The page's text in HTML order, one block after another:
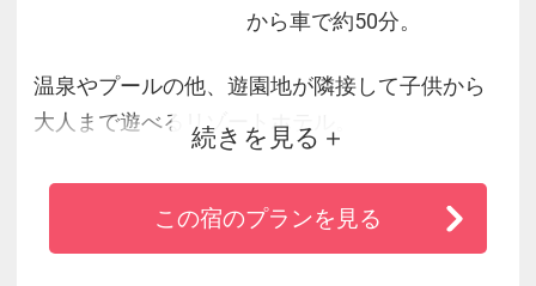
から車で約50分。
温泉やプールの他、遊園地が隣接して子供から
大人まで遊べるリゾートホテル。
旬の食材を使ったバイキングに温泉めぐりが自
慢！
標高1450メートルの白樺高原は、夏の平均気温
続きを見る
この宿のプランを見る